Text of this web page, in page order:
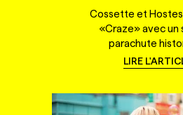
Cossette et
«Craze» avec un
parachute
LIRE